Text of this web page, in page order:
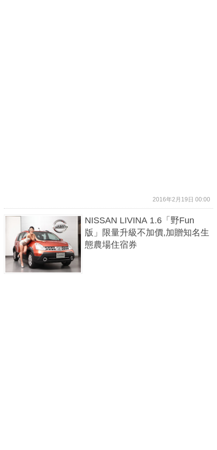
2016年2月19日 00:00
NISSAN LIVINA 1.6「野Fun
版」限量升級不加價,加贈知名生
態農場住宿券